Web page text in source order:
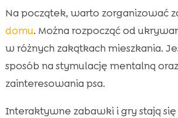
Na początek, warto zorganizować
domu. Można rozpocząć od
w różnych zakątkach mieszkania.
sposób na stymulację mentalną
zainteresowania psa.
Interaktywne zabawki i gry stają